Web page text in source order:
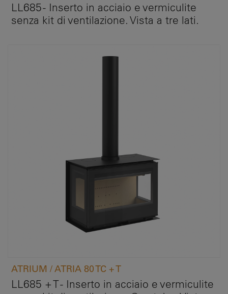
LL685 - Inserto in acciaio e vermiculite
senza kit di ventilazione. Vista a tre lati.
ATRIUM / ATRIA 80 TC + T
LL685 + T - Inserto in acciaio e vermiculite